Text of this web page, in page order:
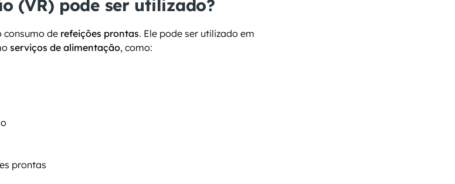
(VR) pode ser utilizado?
consumo de refeições prontas. Ele pode ser utilizado em
serviços de alimentação, como:
prontas